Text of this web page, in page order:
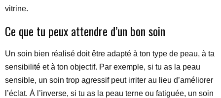
vitrine.
Ce que tu peux attendre d’un bon soin
Un soin bien réalisé doit être adapté à ton type de peau, à ta
sensibilité et à ton objectif. Par exemple, si tu as la peau
sensible, un soin trop agressif peut irriter au lieu d’améliorer
l’éclat. À l’inverse, si tu as la peau terne ou fatiguée, un soin